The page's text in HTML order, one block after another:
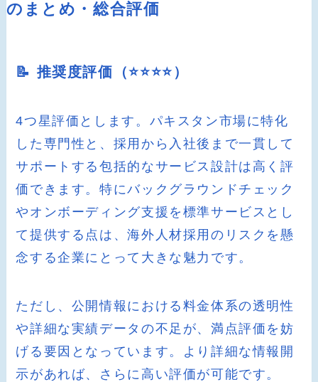
のまとめ・総合評価
📝 推奨度評価（⭐️⭐️⭐️⭐️）
4つ星評価とします。パキスタン市場に特化
した専門性と、採用から入社後まで一貫して
サポートする包括的なサービス設計は高く評
価できます。特にバックグラウンドチェック
やオンボーディング支援を標準サービスとし
て提供する点は、海外人材採用のリスクを懸
念する企業にとって大きな魅力です。
ただし、公開情報における料金体系の透明性
や詳細な実績データの不足が、満点評価を妨
げる要因となっています。より詳細な情報開
示があれば、さらに高い評価が可能です。